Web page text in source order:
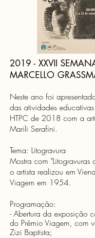
2019 - XXVII
MARCELLO
Neste ano foi
das atividades
HTPC de 2018 com a
Marili Serafini.
Tema: Litogravura
Mostra com
o artista realizou em
Viagem em 1954.
Programação:
- Abertura da exposição
do Prêmio Viagem, com
Zizi Baptista;